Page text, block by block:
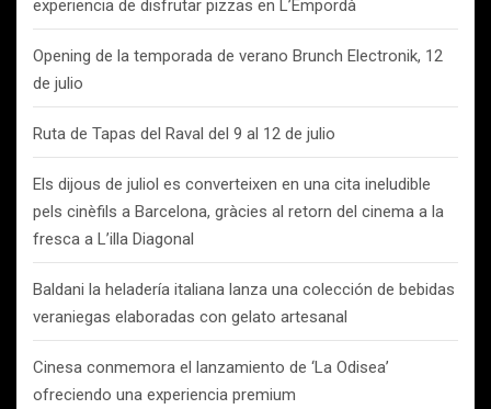
experiencia de disfrutar pizzas en L’Empordà
Opening de la temporada de verano Brunch Electronik, 12
de julio
Ruta de Tapas del Raval del 9 al 12 de julio
Els dijous de juliol es converteixen en una cita ineludible
pels cinèfils a Barcelona, gràcies al retorn del cinema a la
fresca a L’illa Diagonal
Baldani la heladería italiana lanza una colección de bebidas
veraniegas elaboradas con gelato artesanal
Cinesa conmemora el lanzamiento de ‘La Odisea’
ofreciendo una experiencia premium